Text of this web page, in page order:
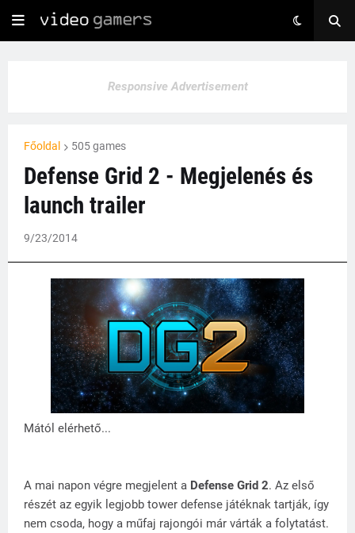
Responsive Advertisement
Főoldal 505 games
Defense Grid 2 - Megjelenés és
launch trailer
9/23/2014
Mától elérhető...
A mai napon végre megjelent a Defense Grid 2. Az első
részét az egyik legjobb tower defense játéknak tartják, így
nem csoda, hogy a műfaj rajongói már várták a folytatást.